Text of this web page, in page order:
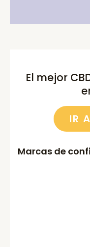
El mejor
IR
Marcas de